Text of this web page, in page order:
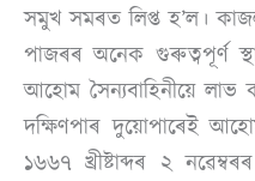
সমুখ সমৰত লিপ্ত হ’ল।
পাজৰৰ অনেক গুৰুত্বপূৰ্ণ
আহোম সৈন্যবাহিনীয়ে লাভ
দক্ষিণপাৰ দুয়োপাৰেই
১৬৬৭ খ্ৰীষ্টাব্দৰ ২